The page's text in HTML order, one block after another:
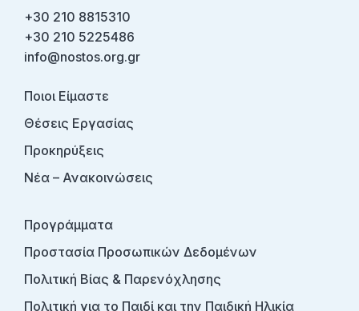
+30 210 8815310
+30 210 5225486
info@nostos.org.gr
Ποιοι Είμαστε
Θέσεις Εργασίας
Προκηρύξεις
Νέα – Ανακοινώσεις
Προγράμματα
Προστασία Προσωπικών Δεδομένων
Πολιτική Βίας & Παρενόχλησης
Πολιτική για το Παιδί και την Παιδική Ηλικία